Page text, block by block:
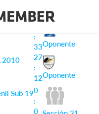
:
33Oponente
2010
27
:
12Oponente
Sub 190
:
0